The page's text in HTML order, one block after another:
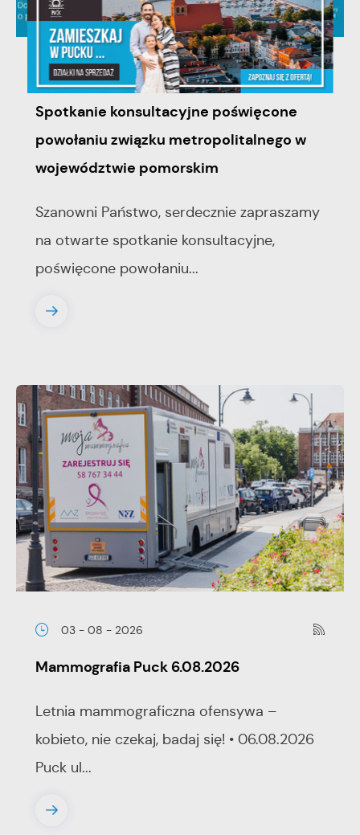
06 - 08 - 2026
Spotkanie konsultacyjne poświęcone
powołaniu związku metropolitalnego w
województwie pomorskim
Szanowni Państwo, serdecznie zapraszamy
na otwarte spotkanie konsultacyjne,
poświęcone powołaniu...
03 - 08 - 2026
Mammografia Puck 6.08.2026
Letnia mammograficzna ofensywa –
kobieto, nie czekaj, badaj się! • 06.08.2026
Puck ul...